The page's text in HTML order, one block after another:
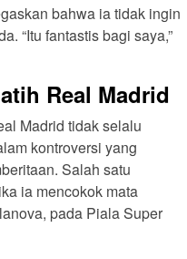
bahwa ia tidak ingin
“Itu fantastis bagi saya,”
Real Madrid
Madrid tidak selalu
kontroversi yang
Salah satu
ia mencokok mata
pada Piala Super